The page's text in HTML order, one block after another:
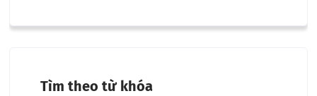
Tìm theo từ khóa